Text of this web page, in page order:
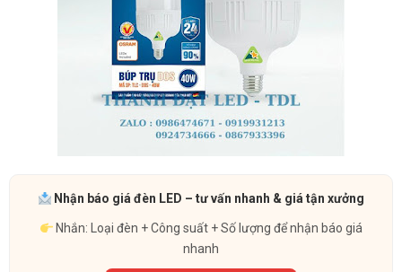
Nhận báo giá đèn LED – tư vấn nhanh & giá tận xưởng
Nhắn: Loại đèn + Công suất + Số lượng để nhận báo giá
nhanh